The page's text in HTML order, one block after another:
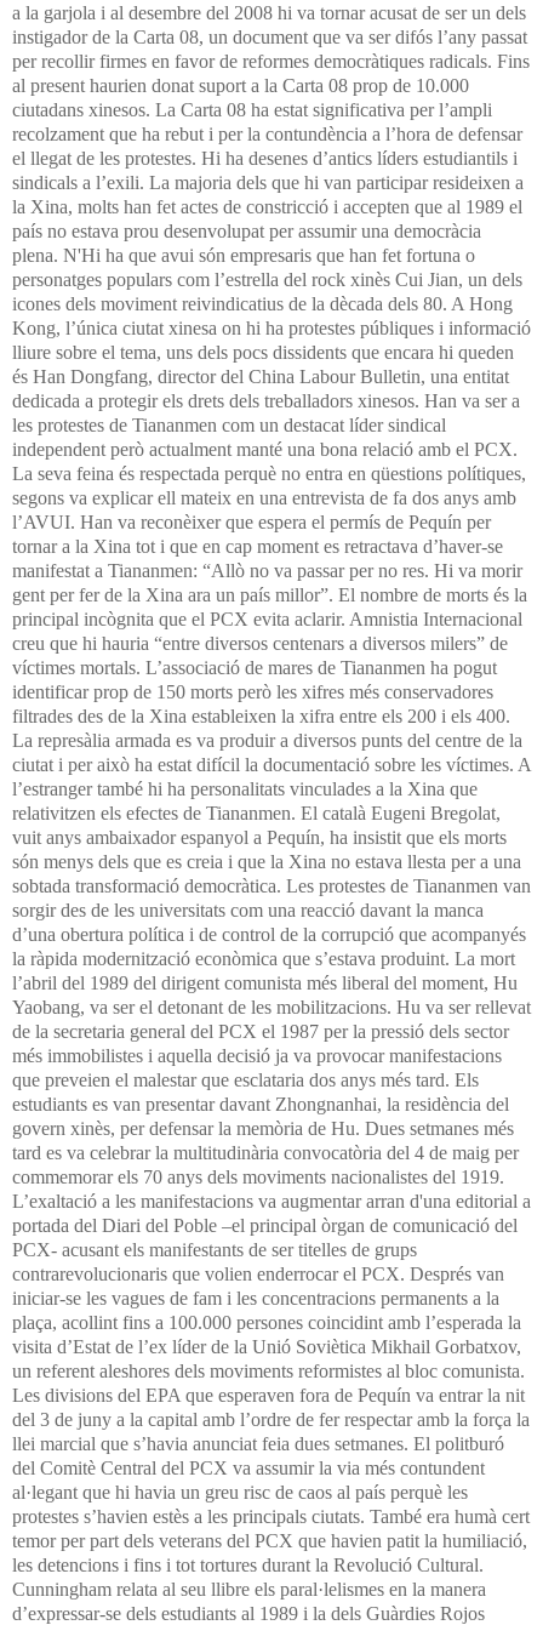
a la garjola i al desembre del 2008 hi va tornar acusat de ser un dels
instigador de la Carta 08, un document que va ser difós l’any passat
per recollir firmes en favor de reformes democràtiques radicals. Fins
al present haurien donat suport a la Carta 08 prop de 10.000
ciutadans xinesos. La Carta 08 ha estat significativa per l’ampli
recolzament que ha rebut i per la contundència a l’hora de defensar
el llegat de les protestes. Hi ha desenes d’antics líders estudiantils i
sindicals a l’exili. La majoria dels que hi van participar resideixen a
la Xina, molts han fet actes de constricció i accepten que al 1989 el
país no estava prou desenvolupat per assumir una democràcia
plena. N'Hi ha que avui són empresaris que han fet fortuna o
personatges populars com l’estrella del rock xinès Cui Jian, un dels
icones dels moviment reivindicatius de la dècada dels 80. A Hong
Kong, l’única ciutat xinesa on hi ha protestes públiques i informació
lliure sobre el tema, uns dels pocs dissidents que encara hi queden
és Han Dongfang, director del China Labour Bulletin, una entitat
dedicada a protegir els drets dels treballadors xinesos. Han va ser a
les protestes de Tiananmen com un destacat líder sindical
independent però actualment manté una bona relació amb el PCX.
La seva feina és respectada perquè no entra en qüestions polítiques,
segons va explicar ell mateix en una entrevista de fa dos anys amb
l’AVUI. Han va reconèixer que espera el permís de Pequín per
tornar a la Xina tot i que en cap moment es retractava d’haver-se
manifestat a Tiananmen: “Allò no va passar per no res. Hi va morir
gent per fer de la Xina ara un país millor”. El nombre de morts és la
principal incògnita que el PCX evita aclarir. Amnistia Internacional
creu que hi hauria “entre diversos centenars a diversos milers” de
víctimes mortals. L’associació de mares de Tiananmen ha pogut
identificar prop de 150 morts però les xifres més conservadores
filtrades des de la Xina estableixen la xifra entre els 200 i els 400.
La represàlia armada es va produir a diversos punts del centre de la
ciutat i per això ha estat difícil la documentació sobre les víctimes. A
l’estranger també hi ha personalitats vinculades a la Xina que
relativitzen els efectes de Tiananmen. El català Eugeni Bregolat,
vuit anys ambaixador espanyol a Pequín, ha insistit que els morts
són menys dels que es creia i que la Xina no estava llesta per a una
sobtada transformació democràtica. Les protestes de Tiananmen van
sorgir des de les universitats com una reacció davant la manca
d’una obertura política i de control de la corrupció que acompanyés
la ràpida modernització econòmica que s’estava produint. La mort
l’abril del 1989 del dirigent comunista més liberal del moment, Hu
Yaobang, va ser el detonant de les mobilitzacions. Hu va ser rellevat
de la secretaria general del PCX el 1987 per la pressió dels sector
més immobilistes i aquella decisió ja va provocar manifestacions
que preveien el malestar que esclataria dos anys més tard. Els
estudiants es van presentar davant Zhongnanhai, la residència del
govern xinès, per defensar la memòria de Hu. Dues setmanes més
tard es va celebrar la multitudinària convocatòria del 4 de maig per
commemorar els 70 anys dels moviments nacionalistes del 1919.
L’exaltació a les manifestacions va augmentar arran d'una editorial a
portada del Diari del Poble –el principal òrgan de comunicació del
PCX- acusant els manifestants de ser titelles de grups
contrarevolucionaris que volien enderrocar el PCX. Després van
iniciar-se les vagues de fam i les concentracions permanents a la
plaça, acollint fins a 100.000 persones coincidint amb l’esperada la
visita d’Estat de l’ex líder de la Unió Soviètica Mikhail Gorbatxov,
un referent aleshores dels moviments reformistes al bloc comunista.
Les divisions del EPA que esperaven fora de Pequín va entrar la nit
del 3 de juny a la capital amb l’ordre de fer respectar amb la força la
llei marcial que s’havia anunciat feia dues setmanes. El politburó
del Comitè Central del PCX va assumir la via més contundent
al·legant que hi havia un greu risc de caos al país perquè les
protestes s’havien estès a les principals ciutats. També era humà cert
temor per part dels veterans del PCX que havien patit la humiliació,
les detencions i fins i tot tortures durant la Revolució Cultural.
Cunningham relata al seu llibre els paral·lelismes en la manera
d’expressar-se dels estudiants al 1989 i la dels Guàrdies Rojos